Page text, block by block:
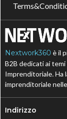
Nextwork360 è il
B2B dedicati ai
Imprenditoriale. Ha
imprenditoriale
Indirizzo